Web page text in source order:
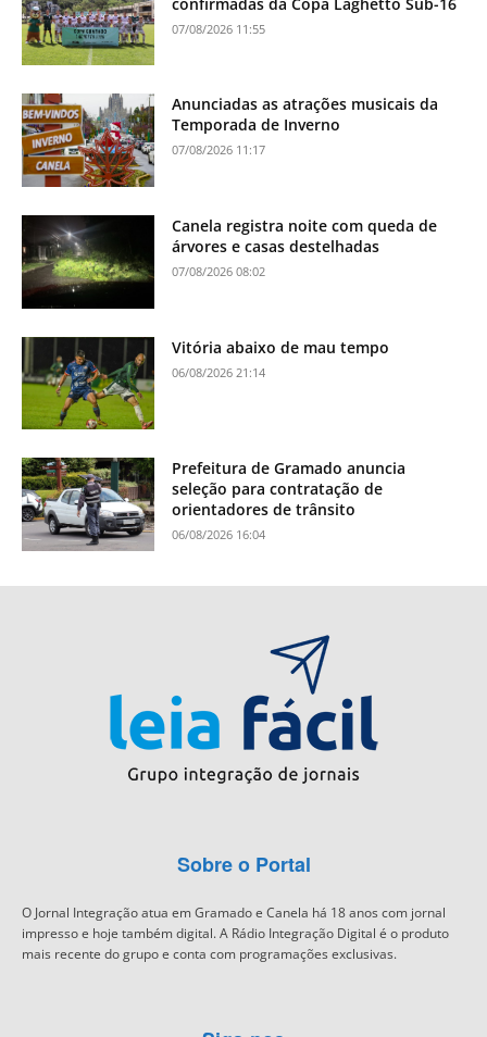
07/08/2026 11:55
Anunciadas as atrações musicais da
Temporada de Inverno
07/08/2026 11:17
Canela registra noite com queda de
árvores e casas destelhadas
07/08/2026 08:02
Vitória abaixo de mau tempo
06/08/2026 21:14
Prefeitura de Gramado anuncia
seleção para contratação de
orientadores de trânsito
06/08/2026 16:04
Sobre o Portal
O Jornal Integração atua em Gramado e Canela há 18 anos com jornal
impresso e hoje também digital. A Rádio Integração Digital é o produto
mais recente do grupo e conta com programações exclusivas.